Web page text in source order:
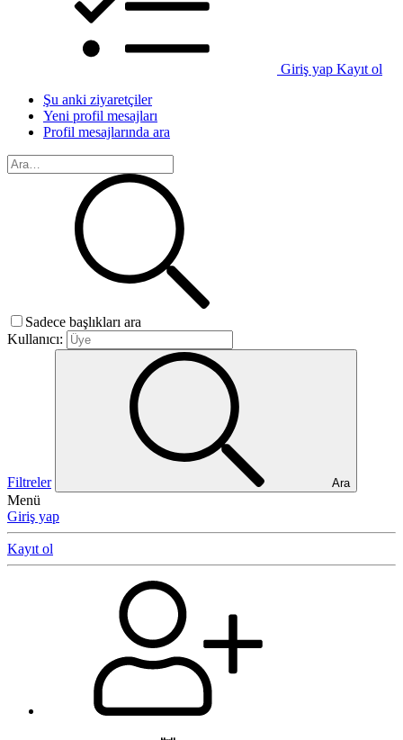
Giriş yap Kayıt ol
Şu anki ziyaretçiler
Yeni profil mesajları
Profil mesajlarında ara
Sadece başlıkları ara
Kullanıcı:
Filtreler Ara
Menü
Giriş yap
Kayıt ol